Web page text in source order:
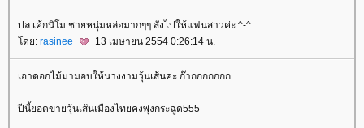
ปล เค้กนิโม ชายหนุ่มหล่อมากๆๆ สั่งไปให้แฟนสาวค่ะ ^-^
ดย: rasinee 13 เมษายน 2554 0:26:14 น.
เอาดอกไม้มามอบให้นางงามวุ้นเส้นค่ะ ก๊ากกกกกกก
ปีนี้ยอดขายวุ้นเส้นเมืองไทยคงพุ่งกระฉูด555